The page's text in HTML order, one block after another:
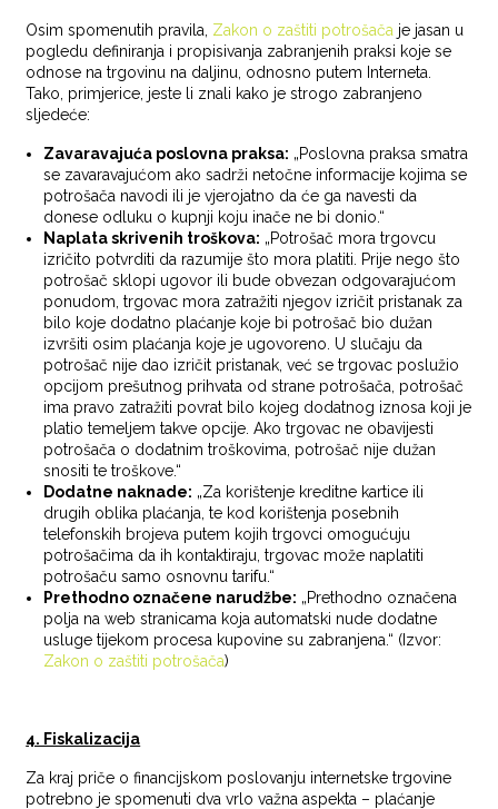
Osim spomenutih pravila, Zakon o zaštiti potrošača je jasan u
pogledu definiranja i propisivanja zabranjenih praksi koje se
odnose na trgovinu na daljinu, odnosno putem Interneta.
Tako, primjerice, jeste li znali kako je strogo zabranjeno
sljedeće:
Zavaravajuća poslovna praksa: „Poslovna praksa smatra
se zavaravajućom ako sadrži netočne informacije kojima se
potrošača navodi ili je vjerojatno da će ga navesti da
donese odluku o kupnji koju inače ne bi donio.“
Naplata skrivenih troškova: „Potrošač mora trgovcu
izričito potvrditi da razumije što mora platiti. Prije nego što
potrošač sklopi ugovor ili bude obvezan odgovarajućom
ponudom, trgovac mora zatražiti njegov izričit pristanak za
bilo koje dodatno plaćanje koje bi potrošač bio dužan
izvršiti osim plaćanja koje je ugovoreno. U slučaju da
potrošač nije dao izričit pristanak, već se trgovac poslužio
opcijom prešutnog prihvata od strane potrošača, potrošač
ima pravo zatražiti povrat bilo kojeg dodatnog iznosa koji je
platio temeljem takve opcije. Ako trgovac ne obavijesti
potrošača o dodatnim troškovima, potrošač nije dužan
snositi te troškove.“
Dodatne naknade: „Za korištenje kreditne kartice ili
drugih oblika plaćanja, te kod korištenja posebnih
telefonskih brojeva putem kojih trgovci omogućuju
potrošačima da ih kontaktiraju, trgovac može naplatiti
potrošaču samo osnovnu tarifu.“
Prethodno označene narudžbe: „Prethodno označena
polja na web stranicama koja automatski nude dodatne
usluge tijekom procesa kupovine su zabranjena.“ (Izvor:
Zakon o zaštiti potrošača)
4. Fiskalizacija
Za kraj priče o financijskom poslovanju internetske trgovine
potrebno je spomenuti dva vrlo važna aspekta – plaćanje